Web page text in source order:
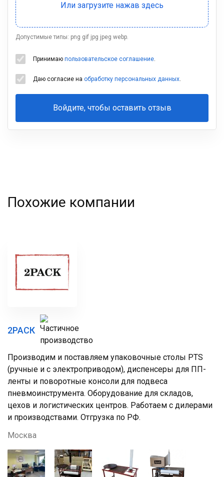
Допустимые типы: png gif jpg jpeg webp.
Принимаю пользовательское соглашение.
Даю согласие на обработку персональных данных.
Войдите, чтобы оставить отзыв
Ваша
Похожие компании
2РАСК
Производим и поставляем упаковочные столы PTS
(ручные и с электроприводом), диспенсеры для ПП-
ленты и поворотные консоли для подвеса
пневмоинструмента. Оборудование для складов,
цехов и логистических центров. Работаем с дилерами
и производствами. Отгрузка по РФ.
Москва